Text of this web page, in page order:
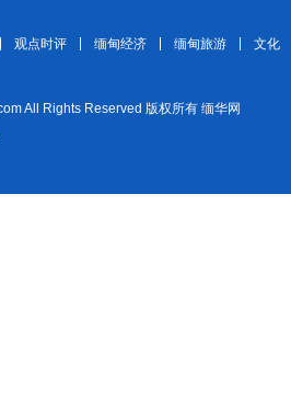
观点时评 缅甸经济 缅甸旅游 文化
All Rights Reserved 版权所有 缅华网